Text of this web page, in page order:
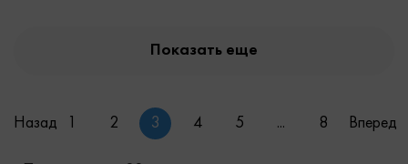
Показать еще
Назад 2 3 4 5 ... 8 Вперед